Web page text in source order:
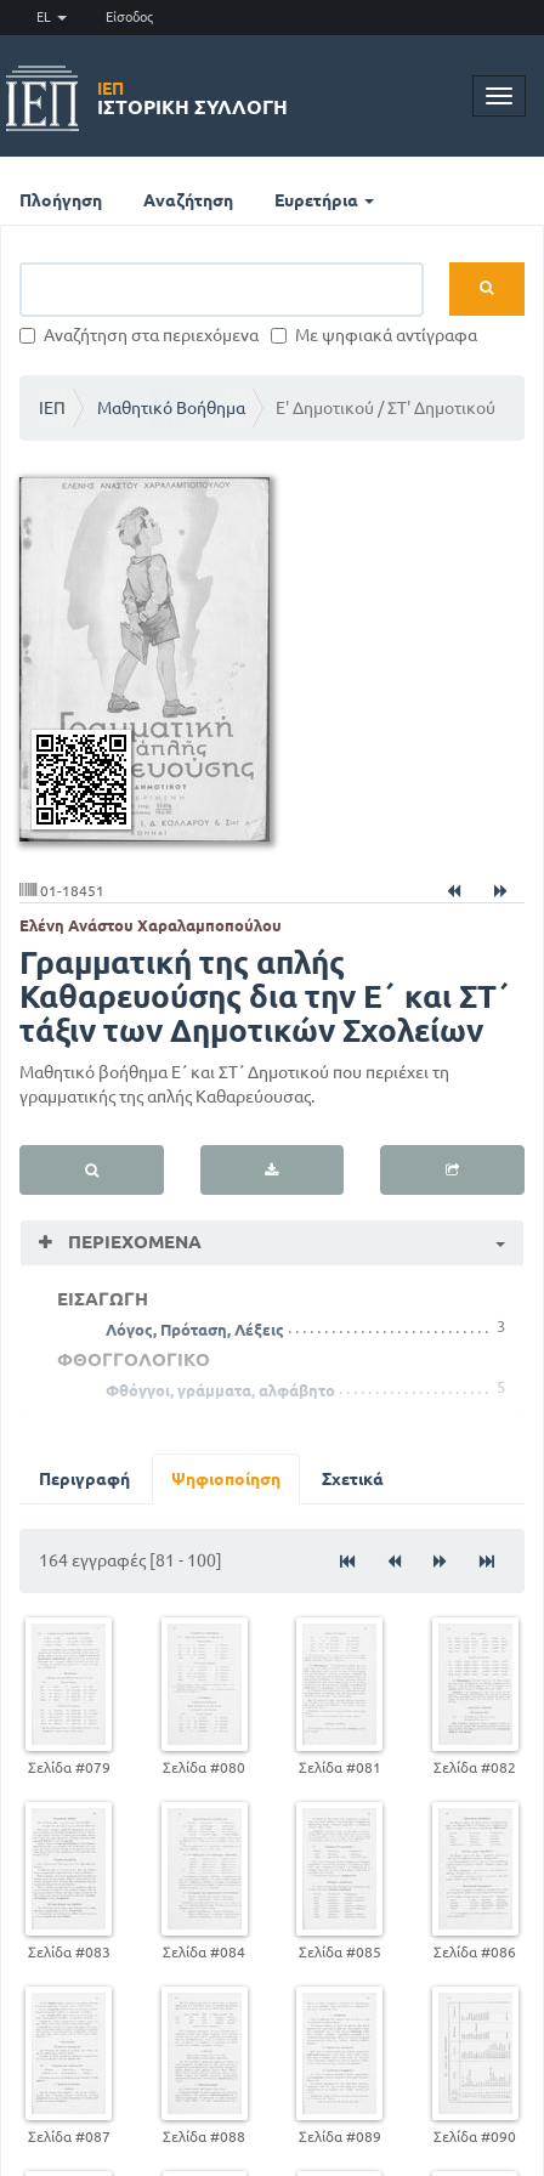
EL Είσοδος
ΙΕΠ
ΙΣΤΟΡΙΚΉ ΣΥΛΛΟΓΉ
Πλοήγηση Αναζήτηση Ευρετήρια
Αναζήτηση στα περιεχόμενα Με ψηφιακά αντίγραφα
ΙΕΠ Μαθητικό Βοήθημα Ε' Δημοτικού / ΣΤ' Δημοτικού
01-18451
Ελένη Ανάστου Χαραλαμποπούλου
Γραμματική της απλής
Καθαρευούσης δια την Ε΄ και ΣΤ΄
τάξιν των Δημοτικών Σχολείων
Μαθητικό βοήθημα Ε΄ και ΣΤ΄ Δημοτικού που περιέχει τη
γραμματικής της απλής Καθαρεύουσας.
ΠΕΡΙΕΧΌΜΕΝΑ
ΕΙΣΑΓΩΓΗ
Λόγος, Πρόταση, Λέξεις 3
ΦΘΟΓΓΟΛΟΓΙΚΟ
Φθόγγοι, γράμματα, αλφάβητο
5
Σημεία στίξεως
Τα μέρη του λόγου. Κλιτά και άκλιτα
29
Συνηρημένα α κλίσης
44
Γενικές παρατηρήσεις
48
Τρίτη κλίση των ουσιαστικών
50
Ανώμαλα ουσιαστικά
66
Επίθετα της β' κλίσεως
Αριθμητικά
87
Αόριστες αντωνυμίς
98
108
Κλίση βοηθητικών ρημάτων
111
Ρήματα συνηρημένα
127
Ειφωνήματα
138
ΕΤΥΜΟΛΟΓΙΚΟ
ΣΤΟΙΧΕΙΑ ΣΥΝΤΑΞΕΩΣ
Πρόταση και κύριοι όροι αυτής 149
Περιγραφή Ψηφιοποίηση Σχετικά
164 εγγραφές [81 - 100]
Σελίδα #079 Σελίδα #080 Σελίδα #081 Σελίδα #082
Σελίδα #083 Σελίδα #084 Σελίδα #085 Σελίδα #086
Σελίδα #087 Σελίδα #088 Σελίδα #089 Σελίδα #090